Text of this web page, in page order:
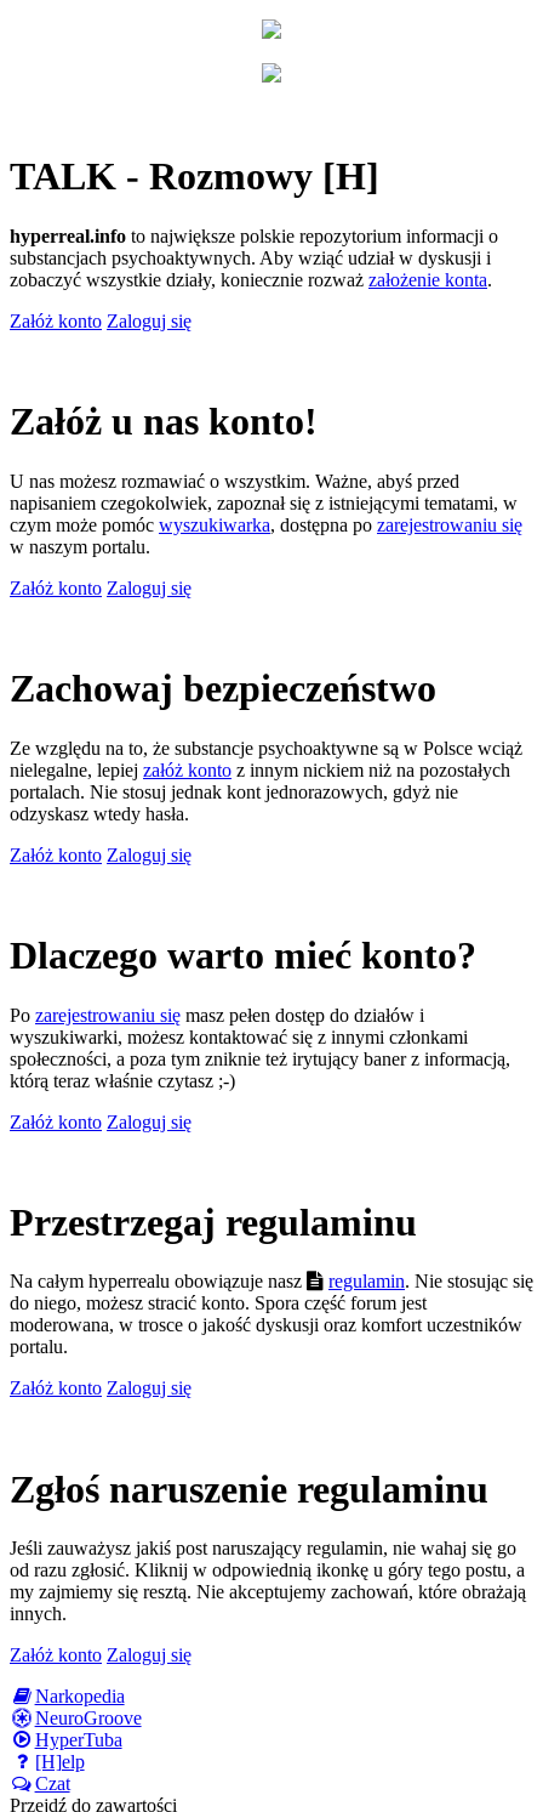
TALK - Rozmowy [H]
hyperreal.info to największe polskie repozytorium informacji o
substancjach psychoaktywnych. Aby wziąć udział w dyskusji i
zobaczyć wszystkie działy, koniecznie rozważ założenie konta.
Załóż konto Zaloguj się
Załóż u nas konto!
U nas możesz rozmawiać o wszystkim. Ważne, abyś przed
napisaniem czegokolwiek, zapoznał się z istniejącymi tematami, w
czym może pomóc wyszukiwarka, dostępna po zarejestrowaniu się
w naszym portalu.
Załóż konto Zaloguj się
Zachowaj bezpieczeństwo
Ze względu na to, że substancje psychoaktywne są w Polsce wciąż
nielegalne, lepiej załóż konto z innym nickiem niż na pozostałych
portalach. Nie stosuj jednak kont jednorazowych, gdyż nie
odzyskasz wtedy hasła.
Załóż konto Zaloguj się
Dlaczego warto mieć konto?
Po zarejestrowaniu się masz pełen dostęp do działów i
wyszukiwarki, możesz kontaktować się z innymi członkami
społeczności, a poza tym zniknie też irytujący baner z informacją,
którą teraz właśnie czytasz ;-)
Załóż konto Zaloguj się
Przestrzegaj regulaminu
Na całym hyperrealu obowiązuje nasz regulamin. Nie stosując się
do niego, możesz stracić konto. Spora część forum jest
moderowana, w trosce o jakość dyskusji oraz komfort uczestników
portalu.
Załóż konto Zaloguj się
Zgłoś naruszenie regulaminu
Jeśli zauważysz jakiś post naruszający regulamin, nie wahaj się go
od razu zgłosić. Kliknij w odpowiednią ikonkę u góry tego postu, a
my zajmiemy się resztą. Nie akceptujemy zachowań, które obrażają
innych.
Załóż konto Zaloguj się
Narkopedia
NeuroGroove
HyperTuba
[H]elp
Czat
Przejdź do zawartości